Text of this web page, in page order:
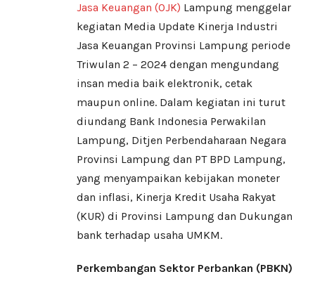
Jasa Keuangan (OJK) Lampung menggelar
kegiatan Media Update Kinerja Industri
Jasa Keuangan Provinsi Lampung periode
Triwulan 2 – 2024 dengan mengundang
insan media baik elektronik, cetak
maupun online. Dalam kegiatan ini turut
diundang Bank Indonesia Perwakilan
Lampung, Ditjen Perbendaharaan Negara
Provinsi Lampung dan PT BPD Lampung,
yang menyampaikan kebijakan moneter
dan inflasi, Kinerja Kredit Usaha Rakyat
(KUR) di Provinsi Lampung dan Dukungan
bank terhadap usaha UMKM.
Perkembangan Sektor Perbankan (PBKN)